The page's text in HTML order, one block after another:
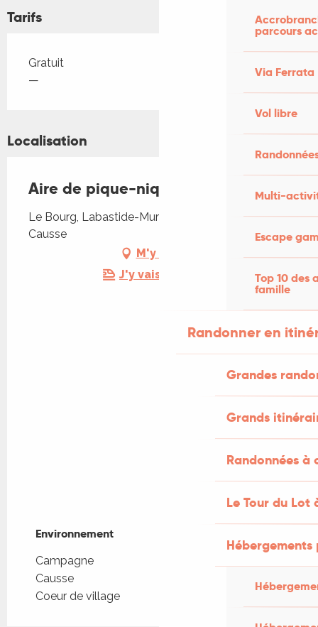
parcours
Via Ferrata
Vol libre
Multi-
Escape
Top 10 des
famille
Randonner en
Grandes
Grands
Randonnées
Le Tour du Lot
Tarifs
Tarifs 2026
Gratuit
—
Localisation
Aire de pique-nique de Goudou
Le Bourg, Labastide-Murat, 46240 Cœur de
Causse
M'y rendre
J'y vais en train !
Environnement
Environnement
Campagne
Causse
Coeur de village